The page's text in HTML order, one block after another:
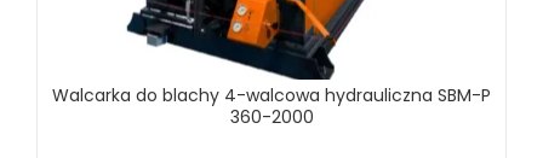
Walcarka do blachy 4-walcowa hydrauliczna SBM-P
360-2000